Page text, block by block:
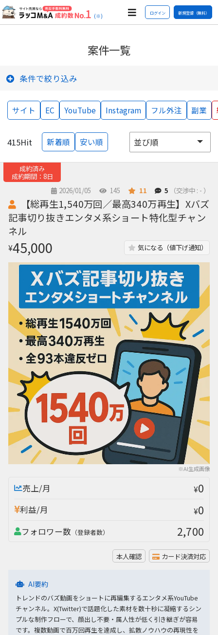
(※) ログイン 新規登録（無料）
案件一覧
条件で絞り込み
サイト EC YouTube Instagram フル外注 副業
415Hit 新着順 安い順
成約済み
成約期間：8日
2026/01/05
145 11 5 （交渉中 : - ）
※AI生成画像
【総再生1,540万回／最高340万再生】Xバズ
記事切り抜きエンタメ系ショート特化型チャン
ネル
¥45,000 気になる（値下げ通知）
売上/月 ¥0
利益/月 ¥0
フォロワー数 （登録者数） 2,700
本人確認 カード決済対応
AI要約
トレンドのバズ動画をショートに再編集するエンタメ系YouTube
チャンネル。X(Twitter)で話題化した素材を数十秒に凝縮するシン
プルな制作フローで、顔出し不要・属人性が低く引き継ぎが容易
です。複数動画で百万回再生を達成し、拡散ノウハウの再現性を